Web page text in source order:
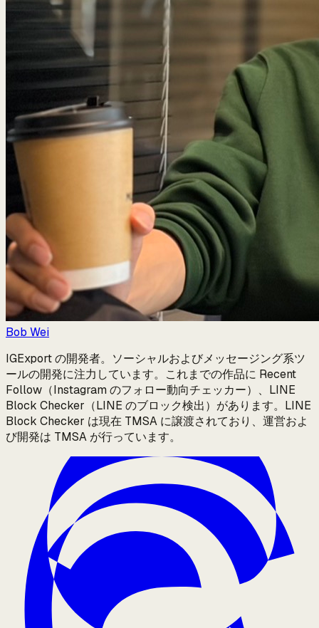
Bob Wei
IGExport の開発者。ソーシャルおよびメッセージング系ツ
ールの開発に注力しています。これまでの作品に Recent
Follow（Instagram のフォロー動向チェッカー）、LINE
Block Checker（LINE のブロック検出）があります。LINE
Block Checker は現在 TMSA に譲渡されており、運営およ
び開発は TMSA が行っています。